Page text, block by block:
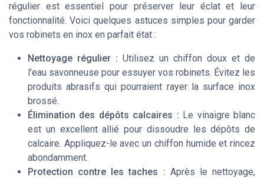
régulier est essentiel pour préserver leur éclat et leur
fonctionnalité. Voici quelques astuces simples pour garder
vos robinets en inox en parfait état :
Nettoyage régulier : Utilisez un chiffon doux et de
l'eau savonneuse pour essuyer vos robinets. Évitez les
produits abrasifs qui pourraient rayer la surface inox
brossé.
Élimination des dépôts calcaires : Le vinaigre blanc
est un excellent allié pour dissoudre les dépôts de
calcaire. Appliquez-le avec un chiffon humide et rincez
abondamment.
Protection contre les taches : Après le nettoyage,